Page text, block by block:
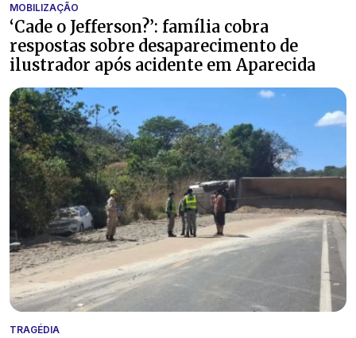
MOBILIZAÇÃO
‘Cade o Jefferson?’: família cobra
respostas sobre desaparecimento de
ilustrador após acidente em Aparecida
TRAGÉDIA